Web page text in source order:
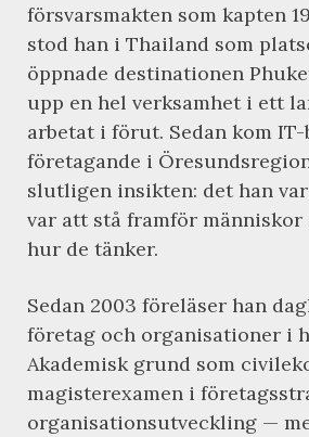
försvarsmakten som kapten
stod han i Thailand som
öppnade destinationen
upp en hel verksamhet i ett
arbetat i förut. Sedan kom
företagande i
slutligen insikten: det han
var att stå framför
hur de tänker.
Sedan 2003 föreläser han
företag och organisationer i
Akademisk grund som
magisterexamen i
organisationsutveckling —